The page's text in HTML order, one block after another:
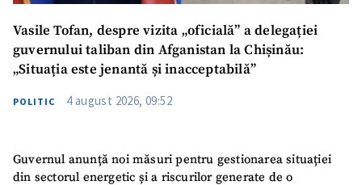
Vasile Tofan, despre vizita „oficială” a delegației
guvernului taliban din Afganistan la Chișinău:
„Situația este jenantă și inacceptabilă”
POLITIC 4 august 2026, 09:52
Guvernul anunță noi măsuri pentru gestionarea situației
din sectorul energetic și a riscurilor generate de o